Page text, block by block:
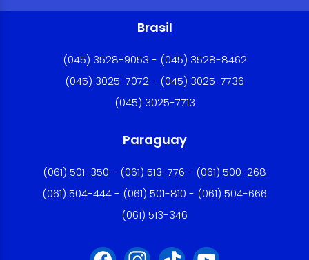
Brasil
(045) 3528-9053 - (045) 3528-8462
(045) 3025-7072 - (045) 3025-7736
(045) 3025-7713
Paraguay
(061) 501-350 - (061) 513-776 - (061) 500-268
(061) 504-444 - (061) 501-810 - (061) 504-666
(061) 513-346